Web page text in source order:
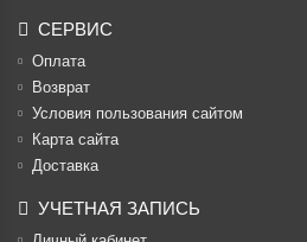
СЕРВИС
Оплата
Возврат
Условия пользования сайтом
Карта сайта
Доставка
УЧЕТНАЯ ЗАПИСЬ